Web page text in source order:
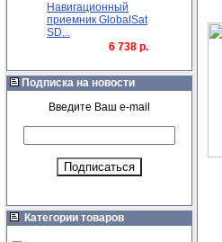
Навигационный
приемник GlobalSat
SD...
6 738 р.
Подписка на новости
Введите Ваш e-mail
Категории товаров